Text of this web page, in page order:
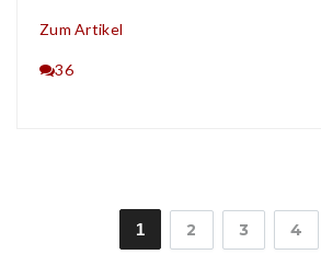
Zum Artikel
36
1 2 3 4